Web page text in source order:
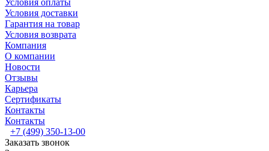
Условия оплаты
Условия доставки
Гарантия на товар
Условия возврата
Компания
О компании
Новости
Отзывы
Карьера
Сертификаты
Контакты
Контакты
+7 (499) 350-13-00
Заказать звонок